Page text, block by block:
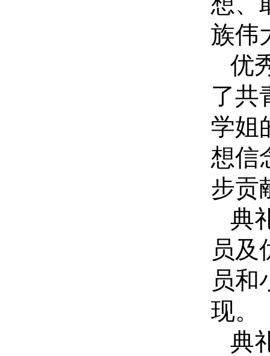
族伟
优
了共
学姐
想信
步贡
典
员及
员和
现。
典